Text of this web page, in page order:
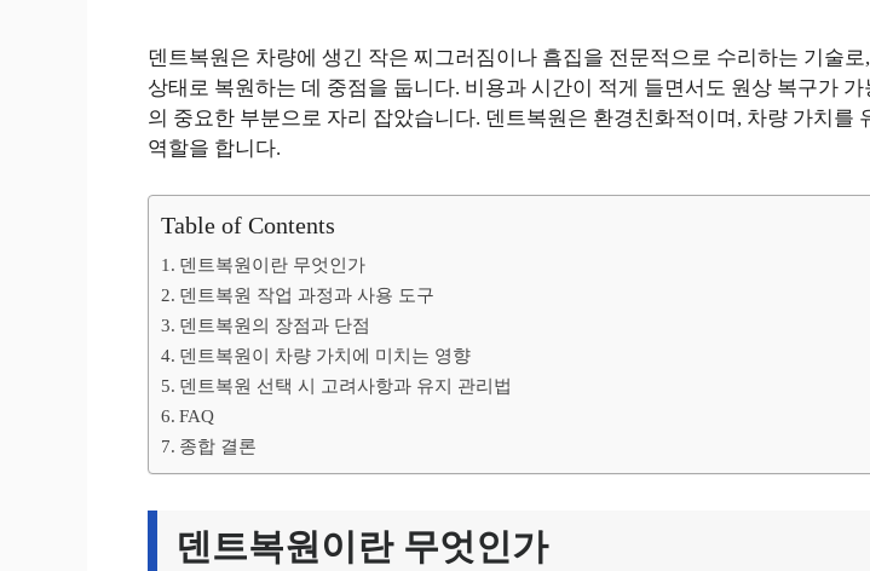
덴트복원은 차량에 생긴 작은 찌그러짐이나 흠집을 전문적으로 수리하는 기술로
상태로 복원하는 데 중점을 둡니다. 비용과 시간이 적게 들면서도 원상 복구가 가
의 중요한 부분으로 자리 잡았습니다. 덴트복원은 환경친화적이며, 차량 가치를
역할을 합니다.
Table of Contents
덴트복원이란 무엇인가
덴트복원 작업 과정과 사용 도구
덴트복원의 장점과 단점
덴트복원이 차량 가치에 미치는 영향
덴트복원 선택 시 고려사항과 유지 관리법
FAQ
종합 결론
덴트복원이란 무엇인가